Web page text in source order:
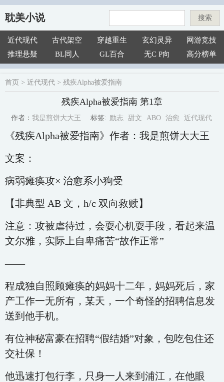
耽美小说 搜索
近代现代 古代架空 穿越重生 玄幻灵异
网游竞技
推理悬疑
BL同人 GL百合 无C P向 高分榜单
首页 > 近代现代 > 残疾Alpha被爱指南
残疾Alpha被爱指南 第1章
作者： 我是煎饼大大王 标签: 励志 甜文 ABO 治愈 近代现代
《残疾Alpha被爱指南》作者：我是煎饼大大王
文案：
病弱瘫痪攻× 治愈系小狗受
【非典型 AB 文，h/c 双向救赎】
注意：攻被虐待过，会耍心机耍手段，看起来温
文尔雅，实际上自卑痛苦“故作正常”
——
程成独自照顾瘫痪的妈妈十二年，妈妈死后，家
产工作一无所有，某天，一个奇怪的招聘信息发
送到他手机。
有位神秘富豪在招聘“假结婚”对象，包吃包住还
交社保！
他迅速打包行李，只身一人来到浦江，在他眼